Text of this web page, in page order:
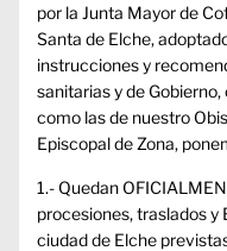
por la Junta Mayor de
Santa de Elche,
instrucciones y
sanitarias y de
como las de nuestro
Episcopal de Zona,
1.- Quedan
procesiones, traslados y
ciudad de Elche